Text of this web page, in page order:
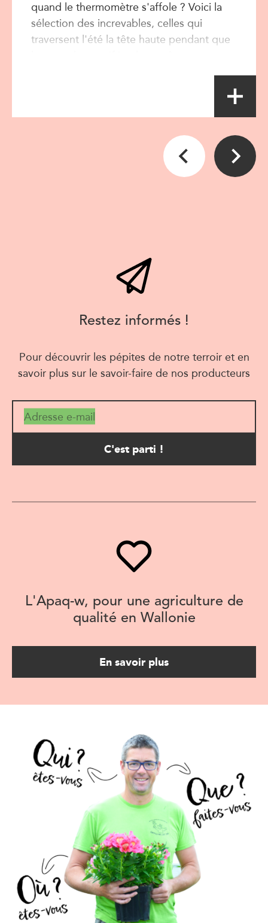
quand le thermomètre s'affole ? Voici la
sélection des increvables, celles qui
traversent l'été la tête haute pendant que
Restez informés !
Pour découvrir les pépites de notre terroir et en
savoir plus sur le savoir-faire de nos producteurs
Adresse e-mail
L'Apaq-w, pour une agriculture de
qualité en Wallonie
En savoir plus